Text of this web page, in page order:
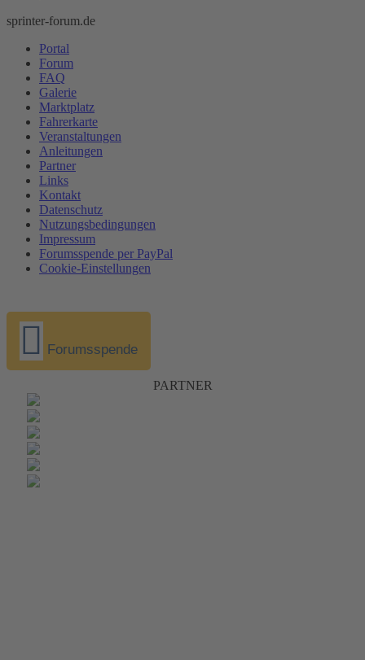
sprinter-forum.de
Portal
Forum
FAQ
Galerie
Marktplatz
Fahrerkarte
Veranstaltungen
Anleitungen
Partner
Links
Kontakt
Datenschutz
Nutzungsbedingungen
Impressum
Forumsspende per PayPal
Cookie-Einstellungen
Forumsspende
PARTNER